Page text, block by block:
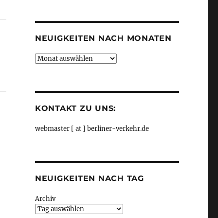
NEUIGKEITEN NACH MONATEN
Neuigkeiten
KONTAKT ZU UNS:
webmaster [ at ] berliner-verkehr.de
NEUIGKEITEN NACH TAG
Archiv